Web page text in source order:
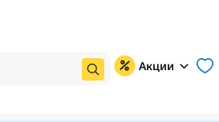
Акции